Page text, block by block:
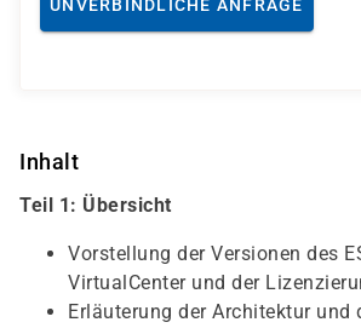
UNVERBINDLICHE ANFRAGE
Inhalt
Teil 1: Übersicht
Vorstellung der Versionen des
VirtualCenter und der
Erläuterung der Architektur und